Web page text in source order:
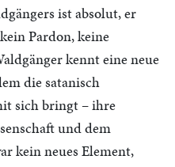
ist absolut, er
Pardon, keine
kennt eine neue
die satanisch
sich bringt – ihre
und dem
kein neues Element,